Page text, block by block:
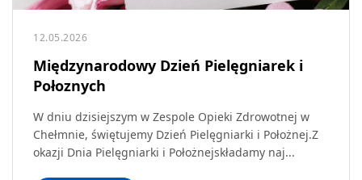
12.05.2026
Międzynarodowy Dzień Pielęgniarek i
Połoznych
W dniu dzisiejszym w Zespole Opieki Zdrowotnej w
Chełmnie, świętujemy Dzień Pielęgniarki i Położnej.Z
okazji Dnia Pielęgniarki i Położnejskładamy naj...